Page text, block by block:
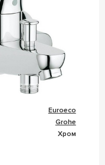
Euroeco
Grohe
Хром